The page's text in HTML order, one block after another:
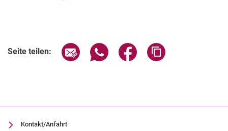
Seite teilen: Seite über E-Mail teilen
Seite über WhatsApp teilen
Seite über Facebook
Kontakt/Anfahrt